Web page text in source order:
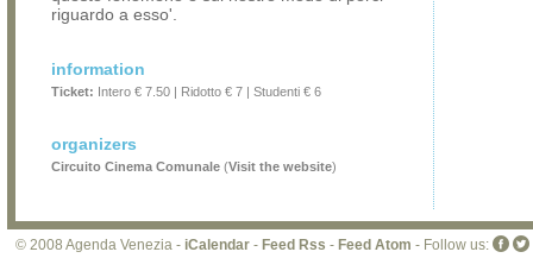
riguardo a esso'.
information
Ticket: Intero € 7.50 | Ridotto € 7 | Studenti € 6
organizers
Circuito Cinema Comunale (Visit the website)
© 2008 Agenda Venezia - iCalendar - Feed Rss - Feed Atom - Follow us: